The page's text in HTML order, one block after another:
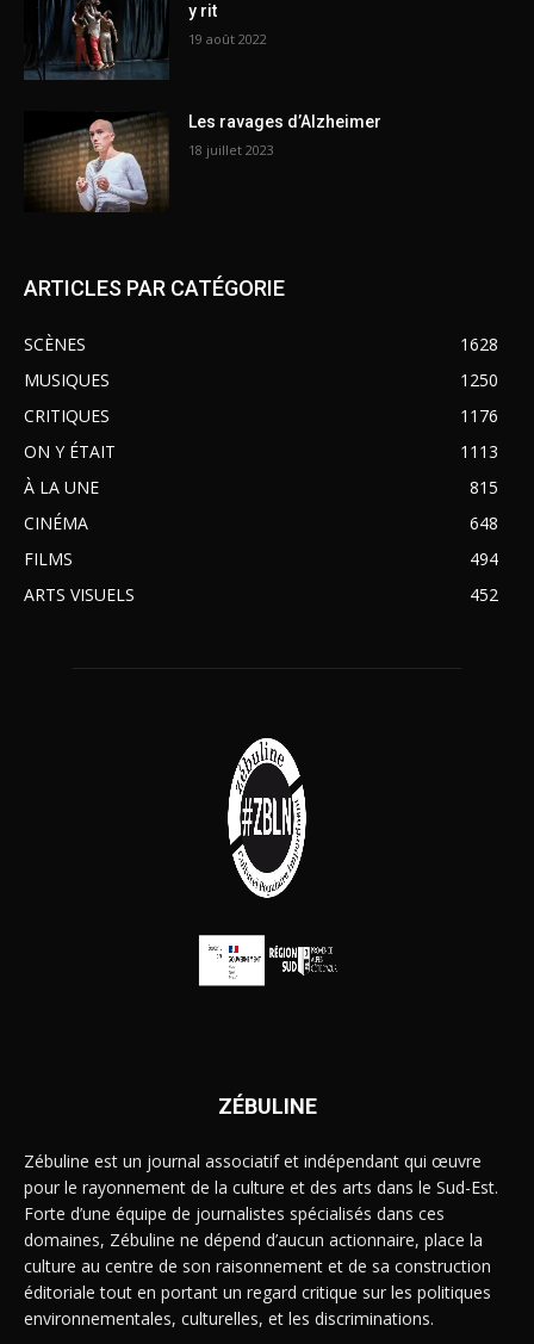
y rit
19 août 2022
Les ravages d’Alzheimer
18 juillet 2023
ARTICLES PAR CATÉGORIE
SCÈNES
1628
MUSIQUES
1250
CRITIQUES
1176
ON Y ÉTAIT
1113
À LA UNE
815
CINÉMA
648
FILMS
494
ARTS VISUELS
452
ZÉBULINE
Zébuline est un journal associatif et indépendant qui œuvre
pour le rayonnement de la culture et des arts dans le Sud-Est.
Forte d’une équipe de journalistes spécialisés dans ces
domaines, Zébuline ne dépend d’aucun actionnaire, place la
culture au centre de son raisonnement et de sa construction
éditoriale tout en portant un regard critique sur les politiques
environnementales, culturelles, et les discriminations.